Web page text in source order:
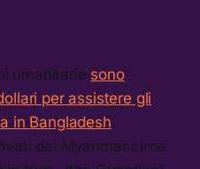
umanitarie sono
per assistere gli
in Bangladesh.
dal Myanmar circa